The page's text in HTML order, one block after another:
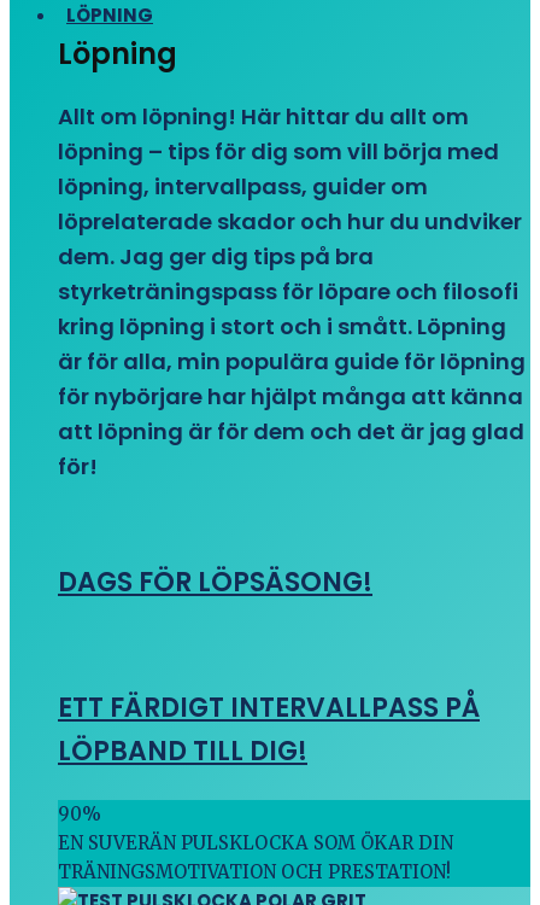
LÖPNING
Löpning
Allt om löpning! Här hittar du allt om
löpning – tips för dig som vill börja med
löpning, intervallpass, guider om
löprelaterade skador och hur du undviker
dem. Jag ger dig tips på bra
styrketräningspass för löpare och filosofi
kring löpning i stort och i smått. Löpning
är för alla, min populära guide för löpning
för nybörjare har hjälpt många att känna
att löpning är för dem och det är jag glad
för!
DAGS FÖR LÖPSÄSONG!
ETT FÄRDIGT INTERVALLPASS PÅ
LÖPBAND TILL DIG!
90%
EN SUVERÄN PULSKLOCKA SOM ÖKAR DIN
TRÄNINGSMOTIVATION OCH PRESTATION!